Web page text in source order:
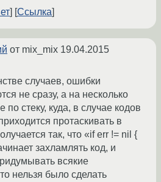
Ссылка
от mix_mix 19.04.2015
случаев, ошибки
не сразу, а на несколько
стеку, куда, в случае кодов
протаскивать в
так, что «if err != nil {
захламлять код, и
всякие
нельзя было сделать